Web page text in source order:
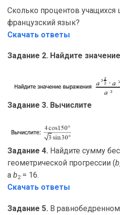
Сколько процентов
французский язык?
Скачать ответы
Задание 2. Найдите
Задание 3. Вычислите
Задание 4. Найдите сумму
геометрической прогрессии (b
а b2 = 16.
Скачать ответы
Задание 5. В